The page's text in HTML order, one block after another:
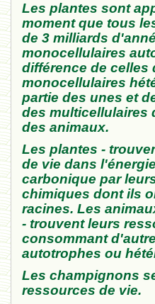
Les plantes sont
moment que tous
de 3 milliards
monocellulaires
différence de celles
monocellulaires
partie des unes et
des multicellulaires
des animaux.
Les plantes -
de vie dans
carbonique par
chimiques dont ils
racines. Les
- trouvent leurs
consommant
autotrophes ou
Les champignons
ressources de vie.